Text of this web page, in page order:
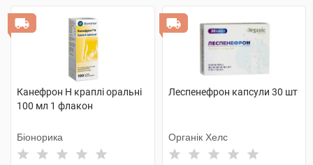
Канефрон H краплі оральні
100 мл 1 флакон
Біонорика
Леспенефрон капсули 30 шт
Органік Хелс